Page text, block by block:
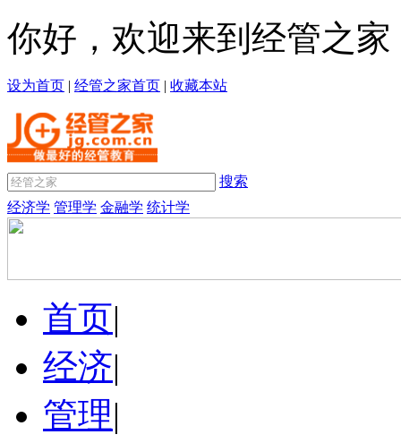
你好，欢迎来到经管之家
设为首页 | 经管之家首页 | 收藏本站
搜索
经济学 管理学 金融学 统计学
首页|
经济|
管理|